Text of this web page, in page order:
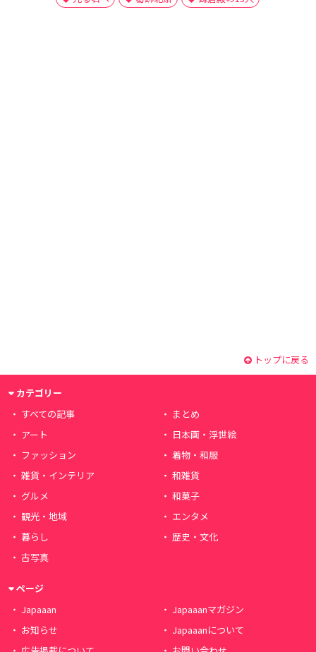
トップに戻る
カテゴリー
すべての記事
まとめ
アート
日本画・浮世絵
ファッション
着物・和服
雑貨・インテリア
和雑貨
グルメ
和菓子
観光・地域
エンタメ
暮らし
歴史・文化
古写真
ページ
Japaaan
Japaaanマガジン
お知らせ
Japaaanについて